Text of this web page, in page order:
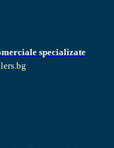
specializate